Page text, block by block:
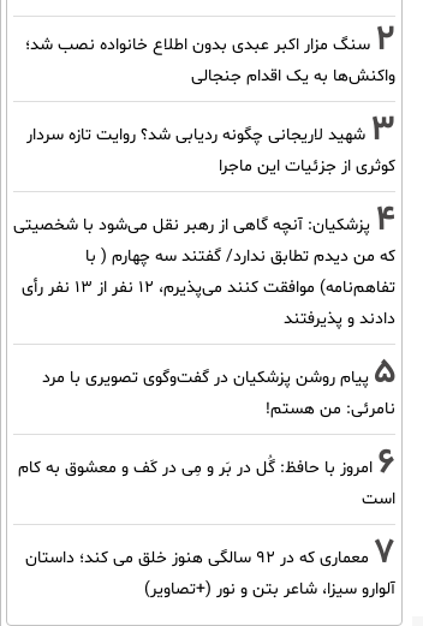
2 سنگ مزار اکبر عبدی بدون اطلاع خانواده نصب شد؛
واکنش‌ها به یک اقدام جنجالی
3 شهید لاریجانی چگونه ردیابی شد؟ روایت تازه سردار
کوثری از جزئیات این ماجرا
4 پزشکیان‌: آنچه گاهی از رهبر نقل می‌شود با شخصیتی
که من دیدم تطابق ندارد/ گفتند سه چهارم ( با
تفاهم‌نامه) موافقت کنند می‌پذیرم، 12 نفر از 13 نفر رأی
دادند و پذیرفتند
5 پیام روشن پزشکیان در گفت‌و‌گوی تصویری با مرد
نامرئی: من هستم!
6 امروز با حافظ: گُل در بَر و مِی در کَف و معشوق به کام
است
7
معماری که در 92 سالگی هنوز خلق می کند؛ داستان
آلوارو سیزا، شاعر بتن و نور (+تصاویر)